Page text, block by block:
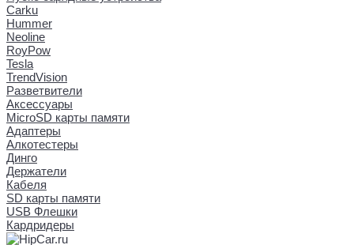
Carku
Hummer
Neoline
RoyPow
Tesla
TrendVision
Разветвители
Аксессуары
MicroSD карты памяти
Адаптеры
Алкотестеры
Динго
Держатели
Кабеля
SD карты памяти
USB Флешки
Кардридеры